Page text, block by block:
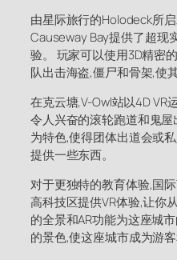
由星际旅行的Holodeck所
Causeway Bay提供了超现
验。 玩家可以使用3D精密
队出击海盗,僵尸和骨架,使
在克云塘,V-Owl站以4D VR
令人兴奋的滚轮跑道和鬼
为特色,使得团体出道会或
提供一些东西。
对于更独特的教育体验,国
高科技区提供VR体验,让你
的全景和AR功能为这座城
的景色,使这座城市成为游